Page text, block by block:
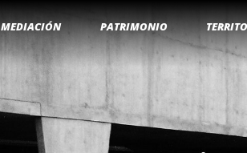
MEDIACIÓN PATRIMONIO